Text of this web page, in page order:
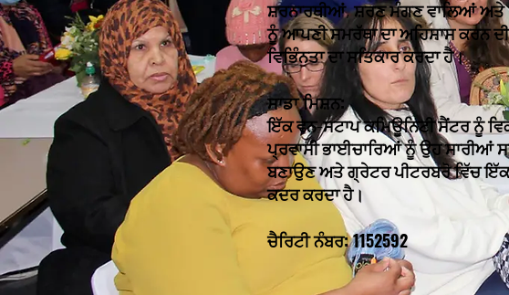
ਸ਼ਰਨਾਰਥੀਆਂ, ਸ਼ਰਣ ਮੰਗਣ ਵਾਲਿਆਂ ਅਤੇ
ਨੂੰ ਆਪਣੀ ਸਮਰੱਥਾ ਦਾ ਅਹਿਸਾਸ ਕਰਨ
ਵਿਭਿੰਨਤਾ ਦਾ ਸਤਿਕਾਰ ਕਰਦਾ ਹੈ।
ਸਾਡਾ ਮਿਸ਼ਨ:
ਇੱਕ ਵਨ-ਸਟਾਪ ਕਮਿਊਨਿਟੀ ਸੈਂਟਰ ਨੂੰ
ਪ੍ਰਵਾਸੀ ਭਾਈਚਾਰਿਆਂ ਨੂੰ ਉਹ ਸਾਰੀਆਂ
ਬਣਾਉਣ ਅਤੇ ਗ੍ਰੇਟਰ ਪੀਟਰਬਰੋ ਵਿੱਚ ਇੱਕ
ਕਦਰ ਕਰਦਾ ਹੈ।
ਚੈਰਿਟੀ ਨੰਬਰ: 1152592